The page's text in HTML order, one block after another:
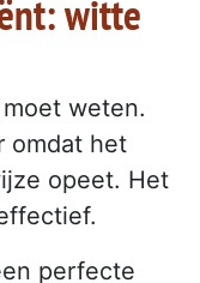
witte
weten.
omdat het
opeet. Het
perfecte